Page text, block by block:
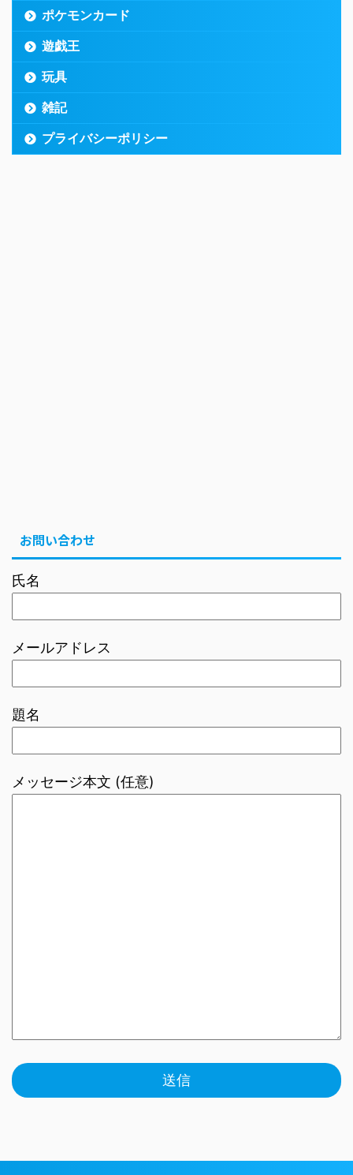
ポケモンカード
遊戯王
玩具
雑記
プライバシーポリシー
お問い合わせ
氏名
メールアドレス
題名
メッセージ本文 (任意)